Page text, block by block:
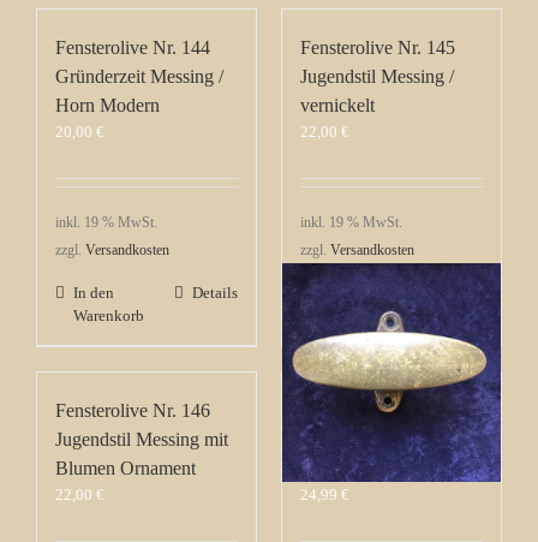
Fensterolive Nr. 144
Gründerzeit Messing /
Horn Modern
20,00 €
inkl. 19 % MwSt.
zzgl. Versandkosten
In den
Warenkorb
Details
Fensterolive Nr. 145
Jugendstil Messing /
vernickelt
22,00 €
inkl. 19 % MwSt.
zzgl. Versandkosten
In den
Warenkorb
Details
Fensterolive Nr. 146
Jugendstil Messing mit
Blumen Ornament
22,00 €
Fensterolive Nr. 147
Bauhaus gegossen
Messing / vernickelt
24,99 €